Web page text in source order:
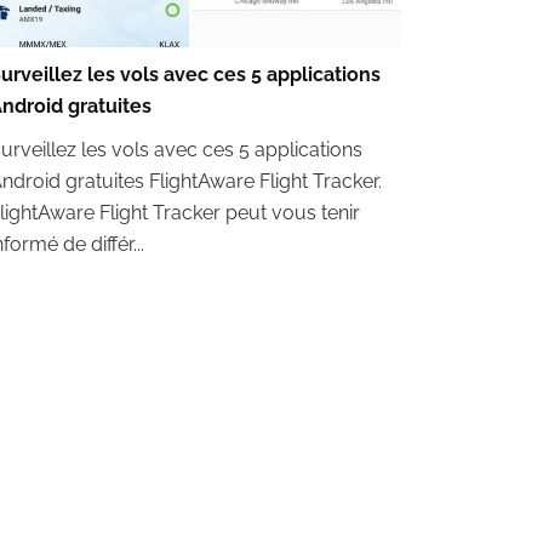
les vols avec ces 5 applications
gratuites
les vols avec ces 5 applications
gratuites FlightAware Flight Tracker.
Flight Tracker peut vous tenir
de différ...